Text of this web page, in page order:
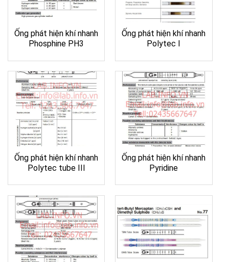
Ống phát hiện khí nhanh
Phosphine PH3
Ống phát hiện khí nhanh
Polytec I
Ống phát hiện khí nhanh
Polytec tube III
Ống phát hiện khí nhanh
Pyridine